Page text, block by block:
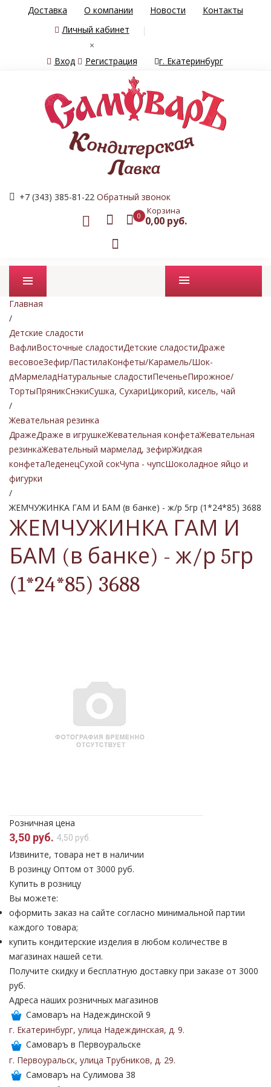
Доставка О компании Новости
Контакты
Личный кабинет
×
Вход
Регистрация г. Екатеринбург
+7 (343) 385-81-22 Обратный звонок
0 Корзина
0,00 руб.
Промо товары
Главная
/
Детские сладости
ВафлиВосточные сладостиДетские сладостиДраже
весовоеЗефир/ПастилаКонфеты/Карамель/Шок-
дМармеладНатуральные сладостиПеченьеПирожное/
ТортыПряникСнэкиСушка, СухариЦикорий, кисель, чай
/
Жевательная резинка
ДражеДраже в игрушкеЖевательная конфетаЖевательная
резинкаЖевательный мармелад, зефирЖидкая
конфетаЛеденецСухой сокЧупа - чупсШоколадное яйцо и
фигурки
/
ЖЕМЧУЖИНКА ГАМ И БАМ (в банке) - ж/р 5гр (1*24*85) 3688
ЖЕМЧУЖИНКА ГАМ И
БАМ (в банке) - ж/р 5гр
(1*24*85) 3688
Розничная цена
3,50 руб. 4,50 руб.
Извините, товара нет в наличии
В розинцу Оптом от 3000 руб.
Купить в розницу
Вы можете:
оформить заказ на сайте согласно минимальной партии
каждого товара;
купить кондитерские изделия в любом количестве в
магазинах нашей сети.
Получите скидку и бесплатную доставку при заказе от 3000
руб.
Адреса наших розничных магазинов
Самоваръ на Надеждинской 9
г. Екатеринбург, улица Надеждинская, д. 9.
Самоваръ в Первоуральске
г. Первоуральск, улица Трубников, д. 29.
Самоваръ на Сулимова 38